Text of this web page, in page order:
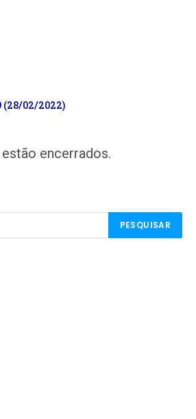
(28/02/2022)
encerrados.